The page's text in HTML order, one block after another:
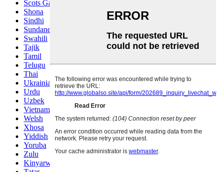
Scots Gaelic
Shona
Sindhi
Sundanese
Swahili
Tajik
Tamil
Telugu
Thai
Ukrainian
Urdu
Uzbek
Vietnamese
Welsh
Xhosa
Yiddish
Yoruba
Zulu
Kinyarwanda